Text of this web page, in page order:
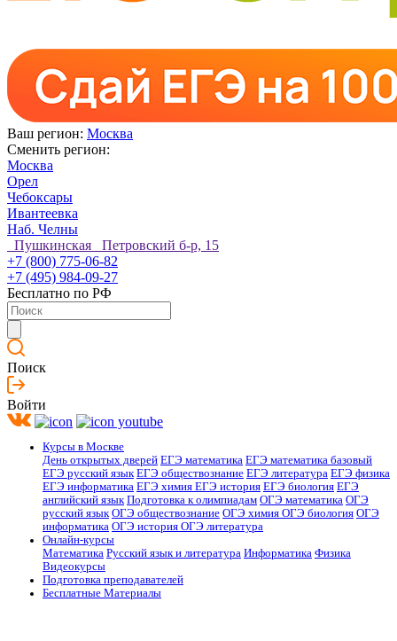
Ваш регион: Москва
Сменить регион:
Москва
Орел
Чебоксары
Ивантеевка
Наб. Челны
Пушкинская Петровский б-р, 15
+7 (800) 775-06-82
+7 (495) 984-09-27
Бесплатно по РФ
Поиск
Войти
Курсы в Москве
День открытых дверей ЕГЭ математика ЕГЭ математика базовый
ЕГЭ русский язык ЕГЭ обществознание ЕГЭ литература ЕГЭ физика
ЕГЭ информатика ЕГЭ химия ЕГЭ история ЕГЭ биология ЕГЭ
английский язык Подготовка к олимпиадам ОГЭ математика ОГЭ
русский язык ОГЭ обществознание ОГЭ химия ОГЭ биология ОГЭ
информатика ОГЭ история ОГЭ литература
Онлайн-курсы
Математика Русский язык и литература Информатика Физика
Видеокурсы
Подготовка преподавателей
Бесплатные Материалы